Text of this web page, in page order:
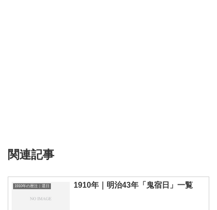
関連記事
1910年の暦注｜選日 1910年｜明治43年「鬼宿日」一覧